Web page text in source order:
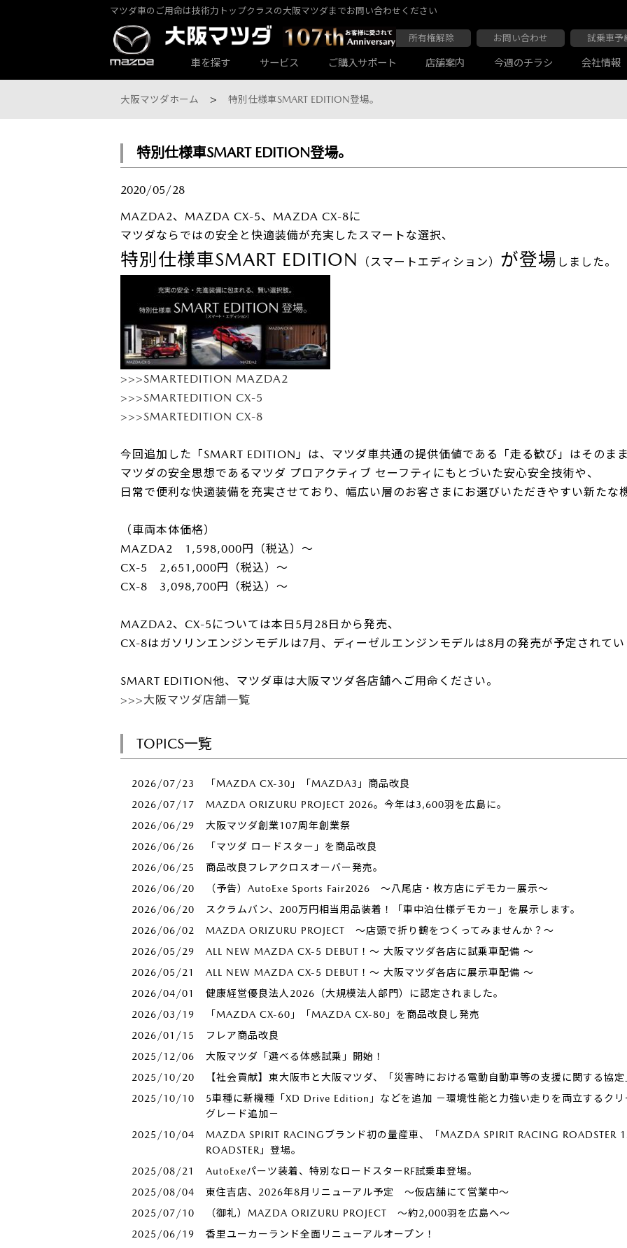
マツダ車のご用命は技術力トップクラスの大阪マツダまでお問い合わせください
所有権解除 お問い合わせ 試乗車予
車を探す
カーラインナップ一覧
サービス
サービス・アフターケアTOP
その他のメンテナンス
ご購入サポート 店舗案内
大阪マツダ店舗一覧
大阪マツダ 八尾店
サービス専門工場
今週のチラシ 会社情報
会社情報
大阪マツダホーム 特別仕様車SMART EDITION登場。
特別仕様車SMART EDITION登場。
2020/05/28
MAZDA2、MAZDA CX-5、MAZDA CX-8に
マツダならではの安全と快適装備が充実したスマートな選択、
特別仕様車SMART EDITION （スマートエディション） が登場 しました。
>>>SMARTEDITION MAZDA2
>>>SMARTEDITION CX-5
>>>SMARTEDITION CX-8
今回追加した「SMART EDITION」は、マツダ車共通の提供価値である「走る歓び」はそのま
マツダの安全思想であるマツダ プロアクティブ セーフティにもとづいた安心安全技術や、
日常で便利な快適装備を充実させており、幅広い層のお客さまにお選びいただきやすい新たな
（車両本体価格）
MAZDA2 1,598,000円（税込）～
CX-5 2,651,000円（税込）～
CX-8 3,098,700円（税込）～
MAZDA2、CX-5については本日5月28日から発売、
CX-8はガソリンエンジンモデルは7月、ディーゼルエンジンモデルは8月の発売が予定されてい
SMART EDITION他、マツダ車は大阪マツダ各店舗へご用命ください。
>>>大阪マツダ店舗一覧
TOPICS一覧
2026/07/23
「MAZDA CX-30」「MAZDA3」商品改良
2026/07/17
MAZDA ORIZURU PROJECT 2026。今年は3,600羽を広島に。
2026/06/29
大阪マツダ創業107周年創業祭
2026/06/26
「マツダ ロードスター」を商品改良
2026/06/25
商品改良フレアクロスオーバー発売。
2026/06/20
（予告）AutoExe Sports Fair2026 ～八尾店・枚方店にデモカー展示～
2026/06/20
スクラムバン、200万円相当用品装着！「車中泊仕様デモカー」を展示します。
2026/06/02
MAZDA ORIZURU PROJECT ～店頭で折り鶴をつくってみませんか？～
2026/05/29
ALL NEW MAZDA CX-5 DEBUT！～ 大阪マツダ各店に試乗車配備 ～
2026/05/21
ALL NEW MAZDA CX-5 DEBUT！～ 大阪マツダ各店に展示車配備 ～
2026/04/01
健康経営優良法人2026（大規模法人部門）に認定されました。
2026/03/19
「MAZDA CX-60」「MAZDA CX-80」を商品改良し発売
2026/01/15
フレア商品改良
2025/12/06
大阪マツダ「選べる体感試乗」開始！
2025/10/20
【社会貢献】東大阪市と大阪マツダ、「災害時における電動自動車等の支援に関する協
2025/10/10
5車種に新機種「XD Drive Edition」などを追加 －環境性能と力強い走りを両立するク
グレード追加－
2025/10/04
MAZDA SPIRIT RACINGブランド初の量産車、「MAZDA SPIRIT RACING ROADSTER
ROADSTER」登場。
2025/08/21
AutoExeパーツ装着、特別なロードスターRF試乗車登場。
2025/08/04
東住吉店、2026年8月リニューアル予定 ～仮店舗にて営業中～
2025/07/10
（御礼）MAZDA ORIZURU PROJECT ～約2,000羽を広島へ～
2025/06/19
香里ユーカーランド全面リニューアルオープン！